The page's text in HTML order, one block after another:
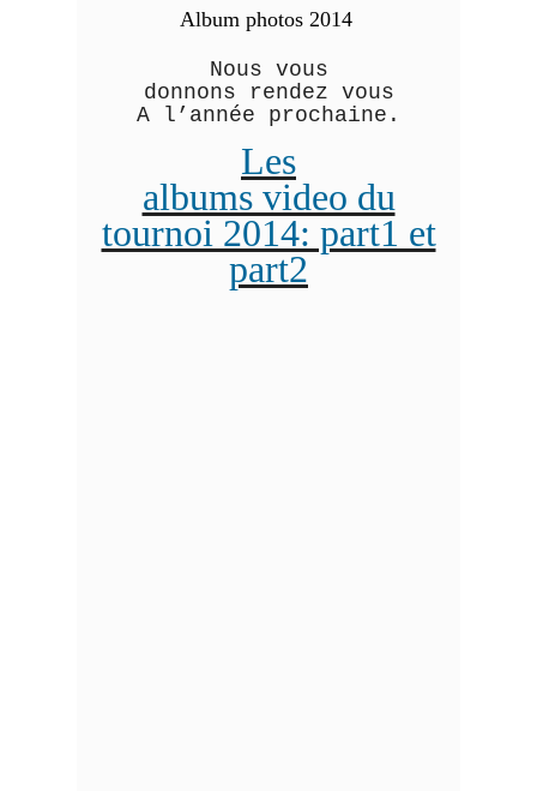
Album photos 2014
Nous vous
donnons rendez vous
A l’année prochaine.
Les
albums video du
tournoi 2014: part1 et
part2